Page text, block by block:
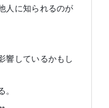
人に知られるのが
響しているかもし
。